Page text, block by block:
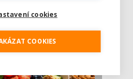
VÁS ZAJÍMAT:
cookies
COOKIES